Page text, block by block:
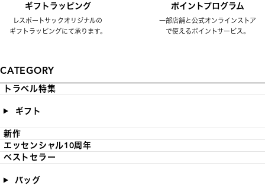
ギフトラッピング
レスポートサックオリジナルの
ギフトラッピングにて承ります。
ポイントプログラム
一部店舗と公式オンラインストア
で使えるポイントサービス。
CATEGORY
トラベル特集
ギフト
新作
エッセンシャル10周年
ベストセラー
バッグ